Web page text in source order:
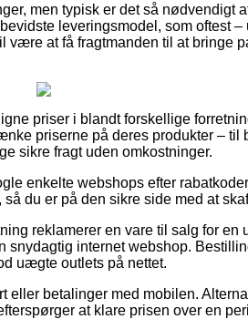
men typisk er det så nødvendigt
leveringsmodel, som oftest
være at få fragtmanden til at bringe
priser i blandt forskellige
priserne på deres produkter – til
sikre fragt uden omkostninger.
enkelte webshops efter
du er på den sikre side med at
reklamerer en vare til salg for en
internet webshop.
uægte outlets på nettet.
betalinger med mobilen.
at klare prisen over en